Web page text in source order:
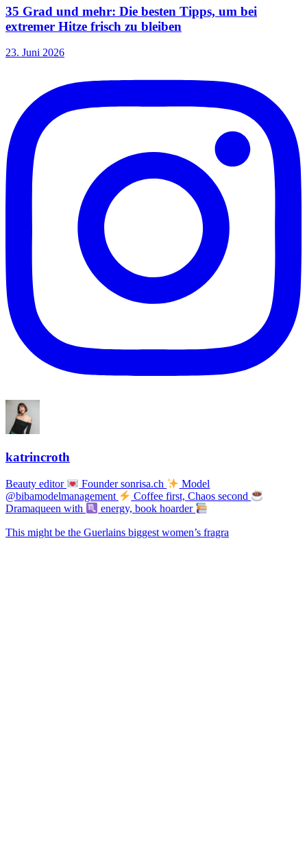
35 Grad und mehr: Die besten Tipps, um bei
extremer Hitze frisch zu bleiben
23. Juni 2026
katrincroth
Beauty editor Founder sonrisa.ch
Model
@bibamodelmanagement
Coffee first, Chaos second
Dramaqueen with
energy, book hoarder
This might be the Guerlains biggest women’s fragra